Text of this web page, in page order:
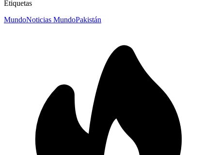
Etiquetas
MundoNoticias MundoPakistán